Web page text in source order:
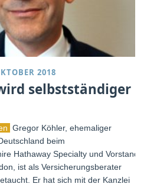
2018
selbstständiger
Gregor Köhler, ehemaliger
beim
Hathaway Specialty und Vorstand
ist als Versicherungsberater
Er hat sich mit der Kanzlei